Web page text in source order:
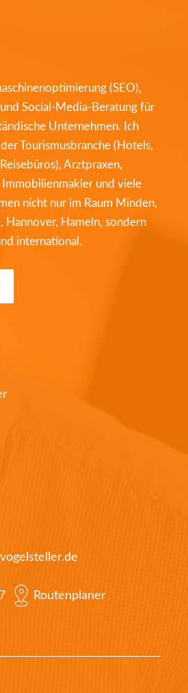
(SEO),
Social-Media-Beratung für
Unternehmen. Ich
Tourismusbranche (Hotels,
Arztpraxen,
und viele
nicht nur im Raum Minden,
Hannover, Hameln, sondern
international.
Routenplaner